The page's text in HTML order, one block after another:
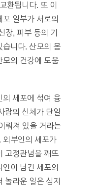
환됩니다. 또 이
일부가 서로의
장, 피부 등의 기
습니다. 산모의 몸
모의 건강에 도움
의 세포에 섞여 융
람의 신체가 단일
뤄져 있을 거라는
외부인의 세포가
고정관념을 깨뜨
이 남긴 세포의
놀라운 일은 심지